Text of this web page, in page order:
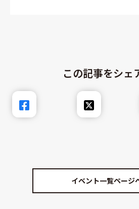
この記事をシェ
イベント一覧ページ